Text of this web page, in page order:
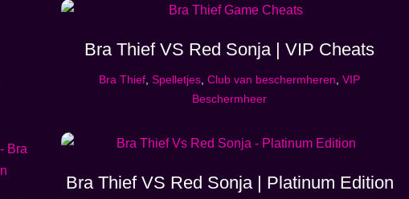
Bra Thief VS Red Sonja | VIP Cheats
Bra Thief ,Spelletjes ,Club van beschermheren ,VIP
Beschermheer
Bra Thief VS Red Sonja | Platinum Edition